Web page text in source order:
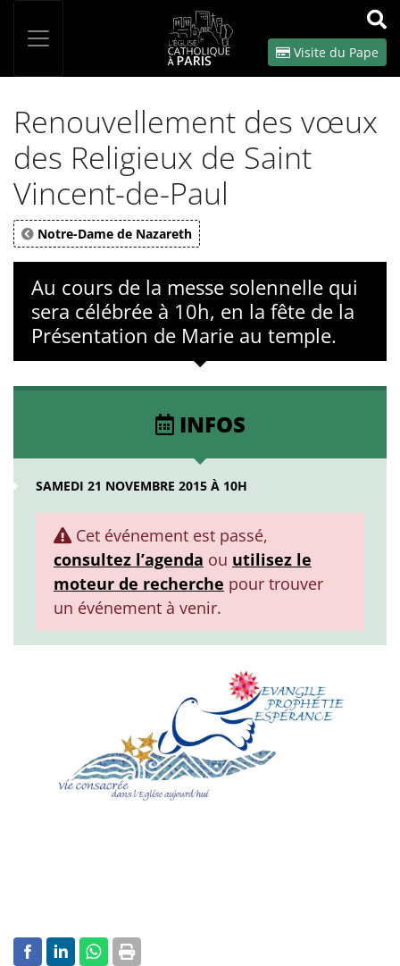
OK
Visite du Pape
Renouvellement des vœux
des Religieux de Saint
Vincent-de-Paul
Notre-Dame de Nazareth
Au cours de la messe solennelle qui
sera célébrée à 10h, en la fête de la
Présentation de Marie au temple.
INFOS
SAMEDI 21 NOVEMBRE 2015 À 10H
Cet événement est passé,
consultez l’agenda ou utilisez le
moteur de recherche pour trouver
un événement à venir.
Panneau de gestion des cookies